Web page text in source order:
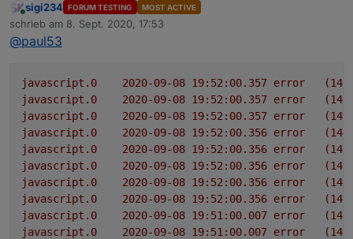
4.6.26, leider keine Veränderung.
so:
const url = 'https://corona-ampel.gv.at/sites/
schedule('* * * * *', function() {
request({url: url, agent: new Agent({
        let arr = JSON.parse(json).warnstufen;
        let msg = '';
        for(let i = 0; i < arr.length; i++) {
if(arr[i].name == 'Graz (Stadt)')
        }
        if(msg) log(msg);
Online
sigi234 FORUM TESTING MOST ACTIVE
schrieb am 8. Sept. 2020, 17:53
zuletzt editiert von
@paul53
javascript.0 error
javascript.0
error
javascript.0
error
javascript.0
error
javascript.0
error
javascript.0
error
javascript.0
error
javascript.0
error
javascript.0
error
javascript.0
error